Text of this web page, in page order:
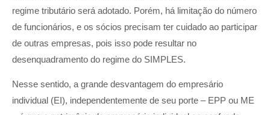
regime tributário será adotado. Porém, há limitação do número
de funcionários, e os sócios precisam ter cuidado ao participar
de outras empresas, pois isso pode resultar no
desenquadramento do regime do SIMPLES.
Nesse sentido, a grande desvantagem do empresário
individual (EI), independentemente de seu porte – EPP ou ME